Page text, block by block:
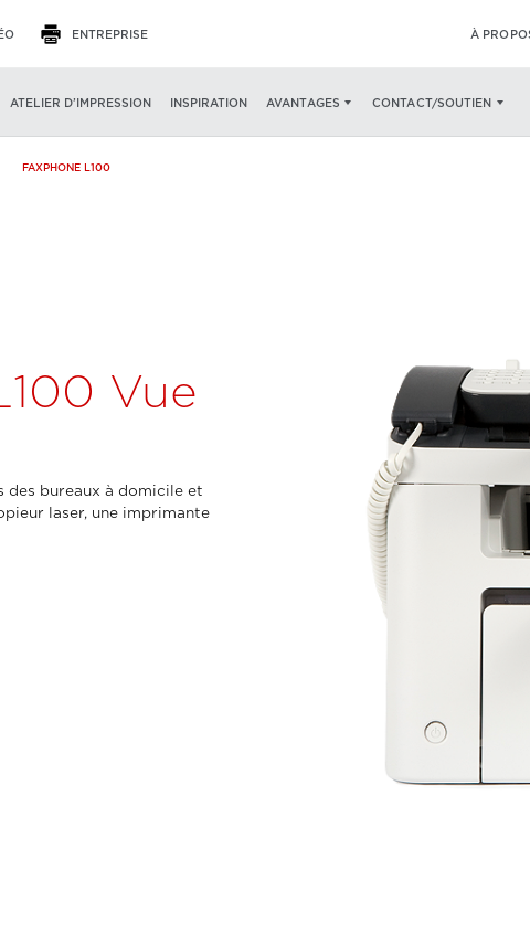
ENTREPRISE À
ATELIER D’IMPRESSION INSPIRATION AVANTAGES CONTACT/SOUTIEN
CARACTÉRISTIQUES SPÉCIFICATIONS CONTENU DE L'EMBALLAGE
FAXPHONE L100
Vue
des bureaux à domicile et
laser, une imprimante